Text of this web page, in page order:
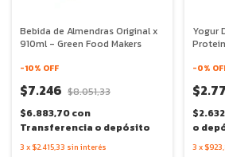
Bebida de Almendras Original x
910ml - Green Food Makers
-10% OFF
$7.246 $8.051,33
$6.883,70con
Transferencia o depósito
3 x $2.415,33 sin interés
Yogur
-0%
o
3 x